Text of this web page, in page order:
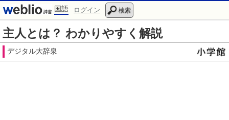
国語 ログイン 検索
主人とは？ わかりやすく解説
デジタル大辞泉